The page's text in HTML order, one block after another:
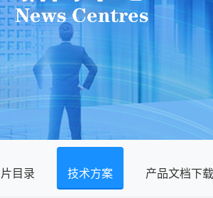
目录 技术方案 产品文档下载